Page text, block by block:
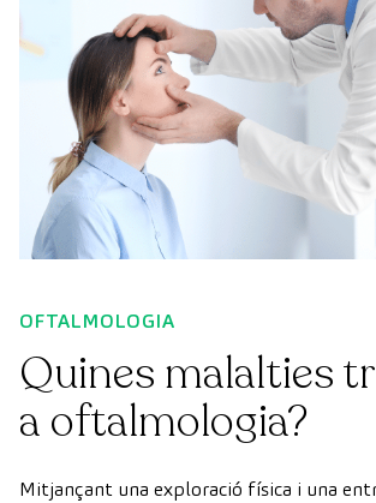
OFTALMOLOGIA
Quines malalties
a oftalmologia?
Mitjançant una exploració física i una